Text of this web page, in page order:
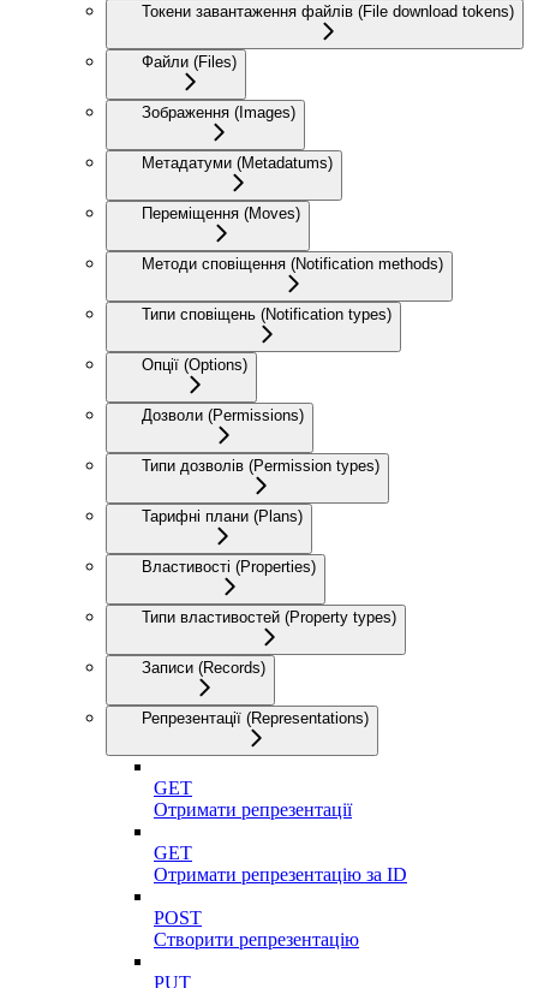
Токени завантаження файлів (File download tokens)
Файли (Files)
Зображення (Images)
Метадатуми (Metadatums)
Переміщення (Moves)
Методи сповіщення (Notification methods)
Типи сповіщень (Notification types)
Опції (Options)
Дозволи (Permissions)
Типи дозволів (Permission types)
Тарифні плани (Plans)
Властивості (Properties)
Типи властивостей (Property types)
Записи (Records)
Репрезентації (Representations)
GET
Отримати репрезентації
GET
Отримати репрезентацію за ID
POST
Створити репрезентацію
PUT